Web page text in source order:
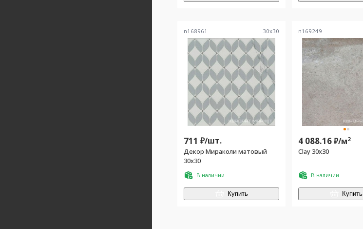
n168961 30x30
711 ₽/шт.
Декор Мираколи матовый
30x30
В наличии
Купить
n169249
4 088.16₽/м2
Clay 30x30
В наличии
Купить